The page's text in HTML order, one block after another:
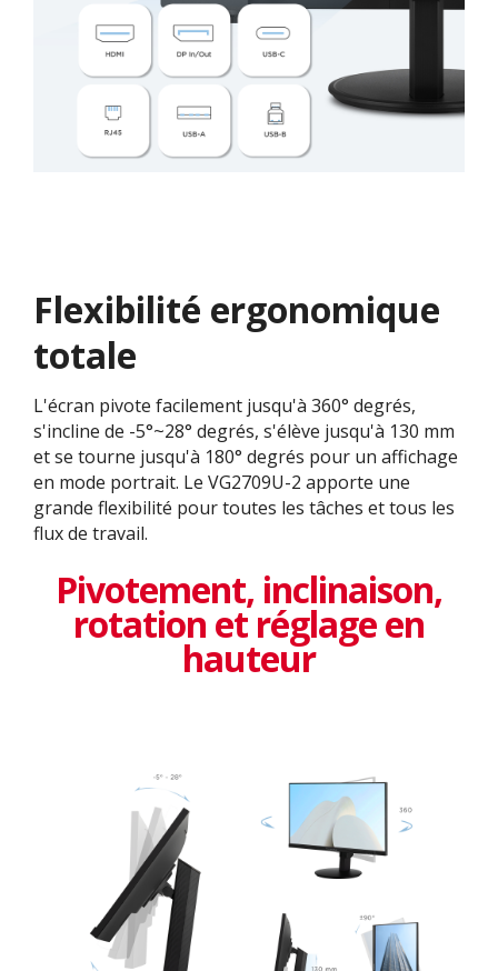
Flexibilité ergonomique
totale
L'écran pivote facilement jusqu'à 360° degrés,
s'incline de -5°~28° degrés, s'élève jusqu'à 130 mm
et se tourne jusqu'à 180° degrés pour un affichage
en mode portrait. Le VG2709U-2 apporte une
grande flexibilité pour toutes les tâches et tous les
flux de travail.
Pivotement, inclinaison,
rotation et réglage en
hauteur​